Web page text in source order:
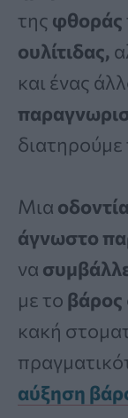
της φθοράς
ουλίτιδας,
και ένας
διατηρούμε
Μια
άγνωστο
να
με το βάρος
κακή
αύξηση